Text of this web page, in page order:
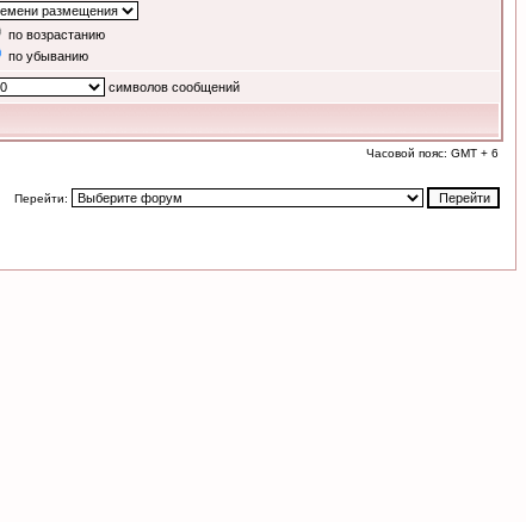
по возрастанию
по убыванию
символов сообщений
Часовой пояс: GMT + 6
Перейти: